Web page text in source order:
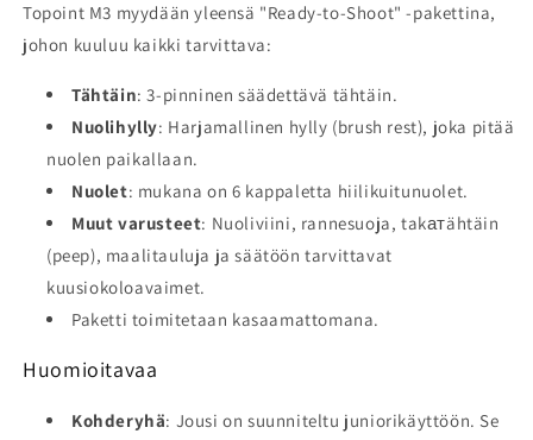
Topoint M3 myydään yleensä "Ready-to-Shoot" -pakettina,
johon kuuluu kaikki tarvittava:
Tähtäin: 3-pinninen säädettävä tähtäin.
Nuolihylly: Harjamallinen hylly (brush rest), joka pitää
nuolen paikallaan.
Nuolet: mukana on 6 kappaletta hiilikuitunuolet.
Muut varusteet: Nuoliviini, rannesuoja, takатähtäin
(peep), maalitauluja ja säätöön tarvittavat
kuusiokoloavaimet.
Paketti toimitetaan kasaamattomana.
Huomioitavaa
Kohderyhä: Jousi on suunniteltu juniorikäyttöön. Se